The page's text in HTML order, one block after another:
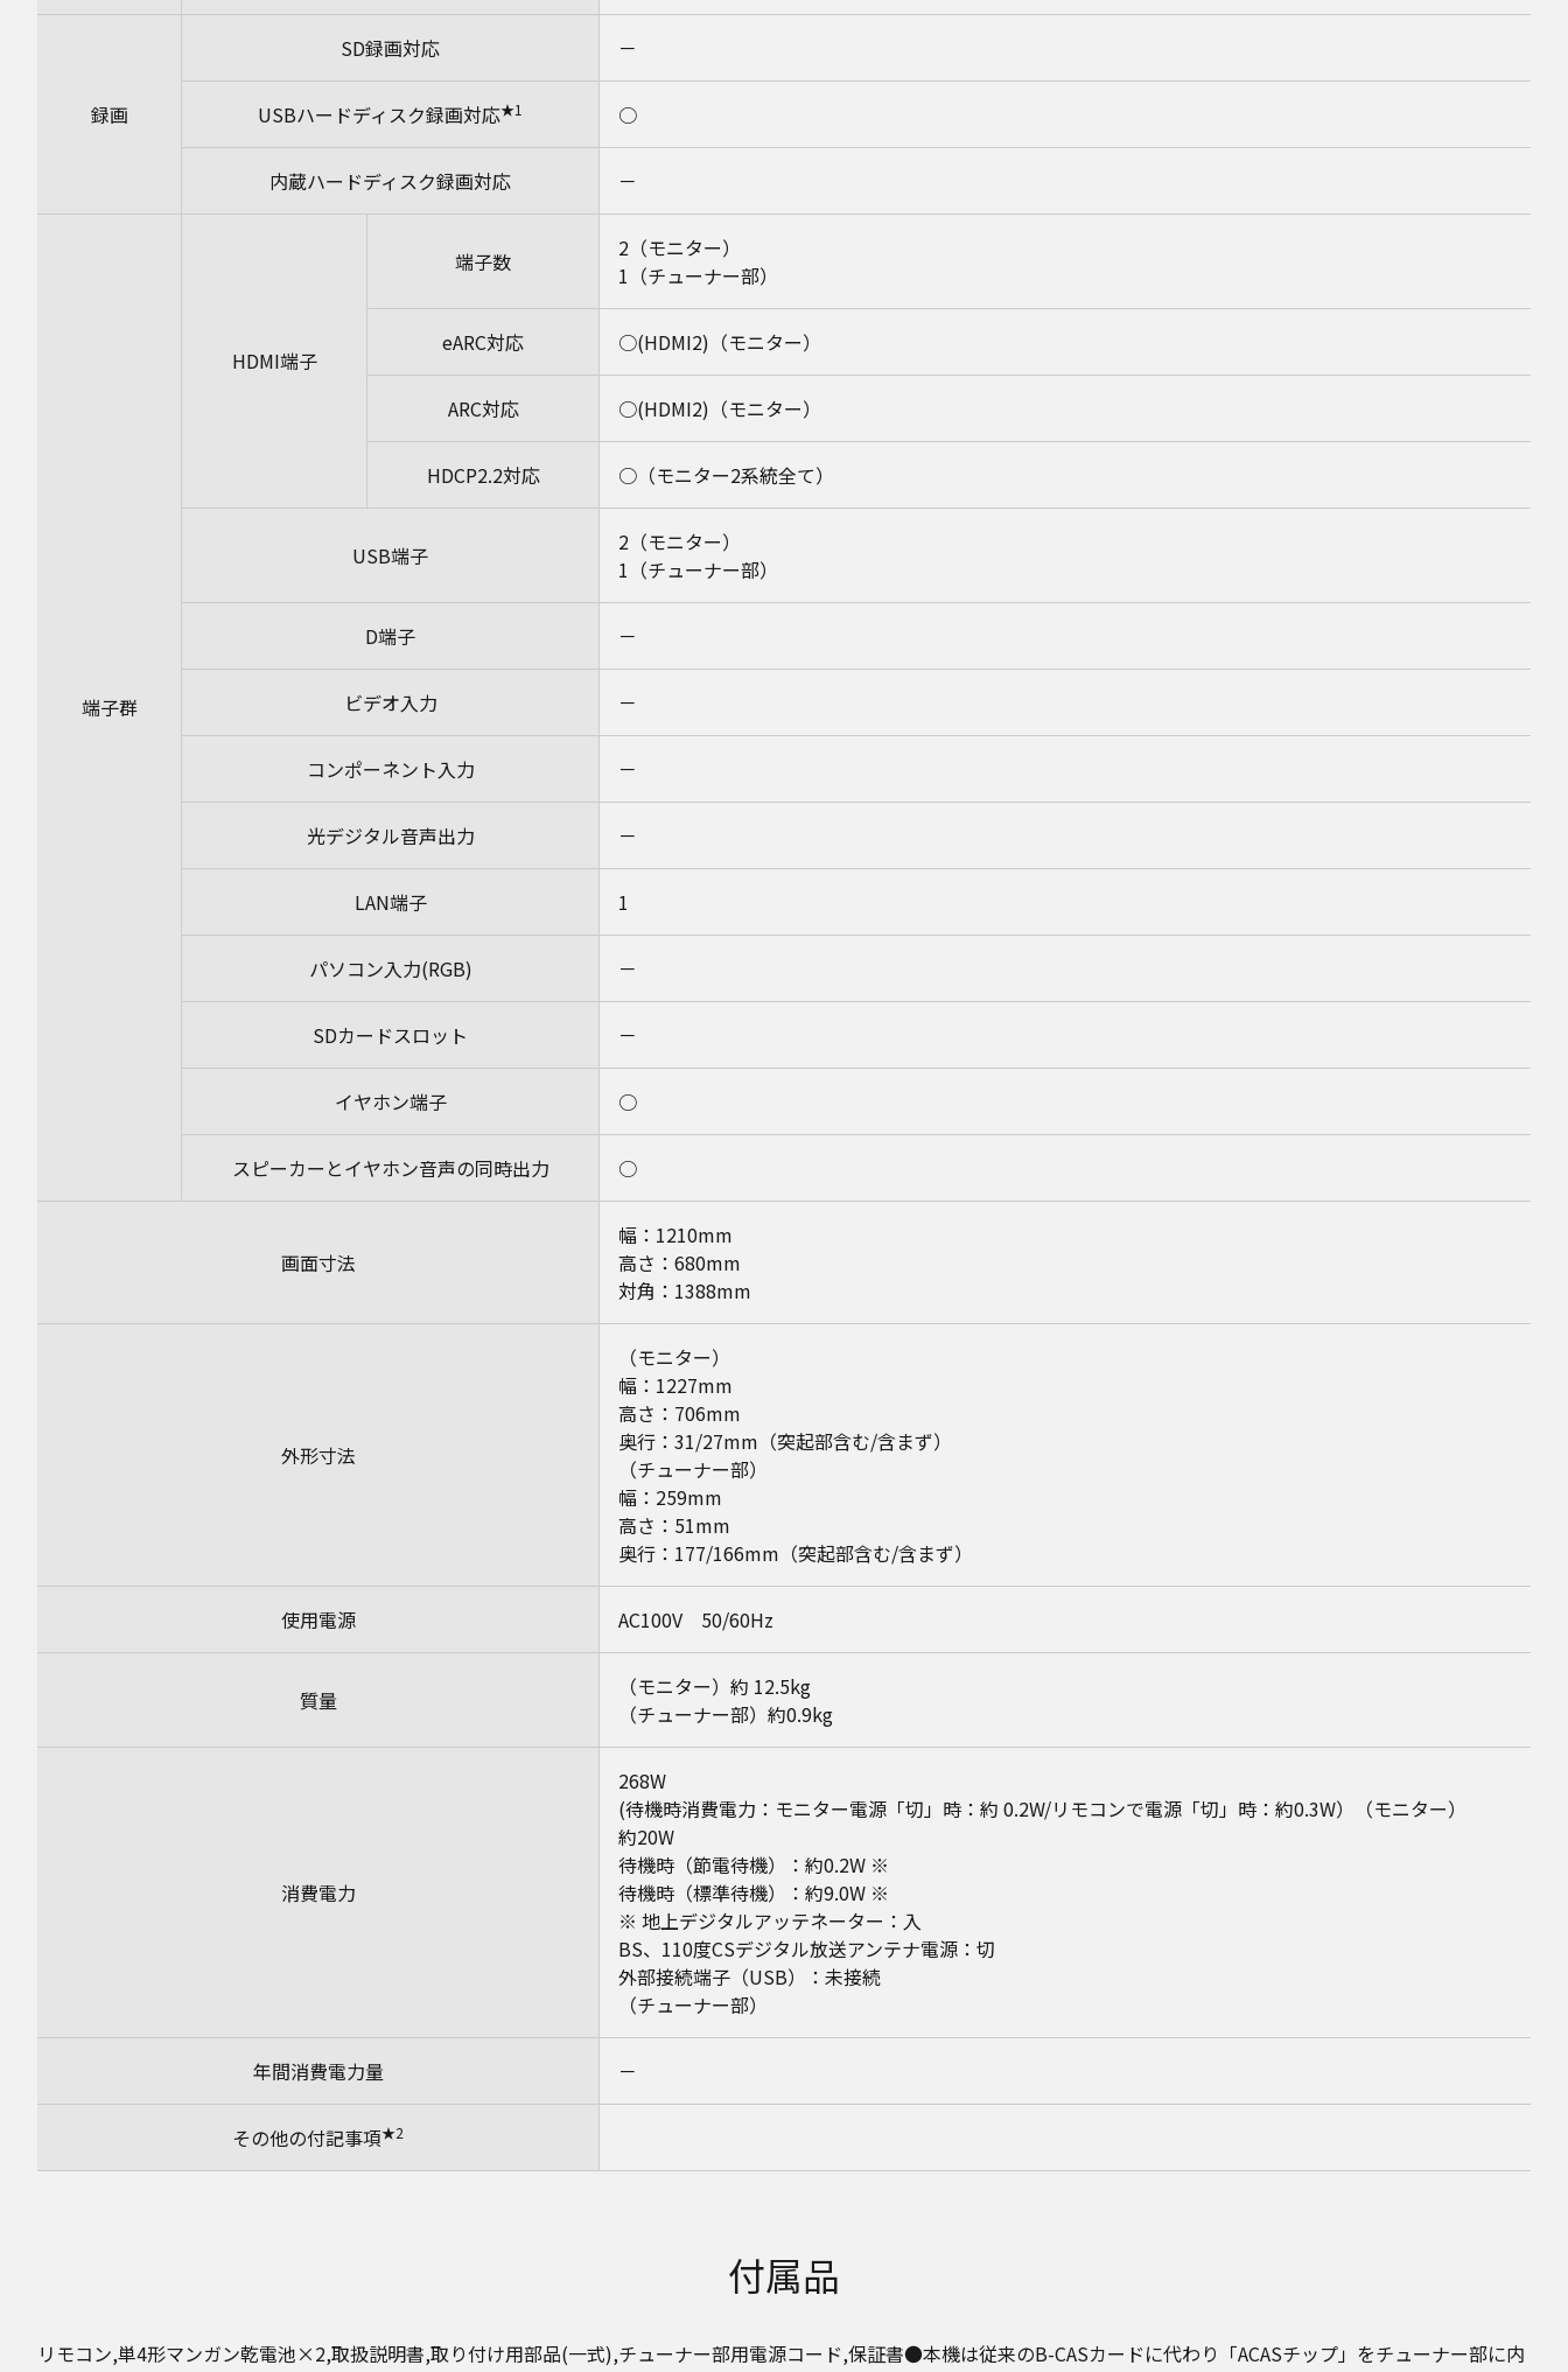
録画
SD録画対応 －
USBハードディスク録画対応★1 ○
内蔵ハードディスク録画対応 －
端子群
HDMI端子
端子数
2（モニター）
1（チューナー部）
eARC対応 ○(HDMI2)（モニター）
ARC対応 ○(HDMI2)（モニター）
HDCP2.2対応 ○（モニター2系統全て）
USB端子
2（モニター）
1（チューナー部）
D端子 －
ビデオ入力 －
コンポーネント入力 －
光デジタル音声出力 －
LAN端子 1
パソコン入力(RGB) －
SDカードスロット －
イヤホン端子 ○
スピーカーとイヤホン音声の同時出力 ○
画面寸法
幅：1210mm
高さ：680mm
対角：1388mm
外形寸法
（モニター）
幅：1227mm
高さ：706mm
奥行：31/27mm（突起部含む/含まず）
（チューナー部）
幅：259mm
高さ：51mm
奥行：177/166mm（突起部含む/含まず）
使用電源 AC100V 50/60Hz
質量
（モニター）約 12.5kg
（チューナー部）約0.9kg
消費電力
268W
(待機時消費電力：モニター電源「切」時：約 0.2W/リモコンで電源「切」時：約0.3W）（モニター）
約20W
待機時（節電待機）：約0.2W ※
待機時（標準待機）：約9.0W ※
※ 地上デジタルアッテネーター：入
BS、110度CSデジタル放送アンテナ電源：切
外部接続端子（USB）：未接続
（チューナー部）
年間消費電力量 －
その他の付記事項★2
付属品
リモコン,単4形マンガン乾電池×2,取扱説明書,取り付け用部品(一式),チューナー部用電源コード,保証書●本機は従来のB-CASカードに代わり「ACASチップ」をチューナー部に内